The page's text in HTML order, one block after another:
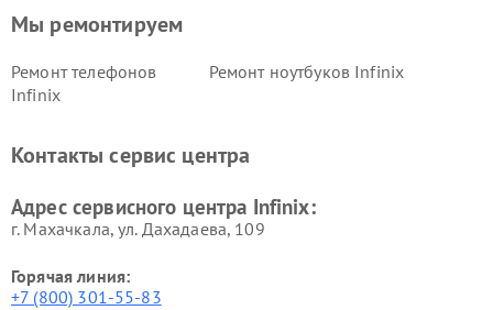
Мы ремонтируем
Ремонт телефонов
Infinix
Ремонт ноутбуков Infinix
Контакты сервис центра
Адрес сервисного центра Infinix:
г. Махачкала, ул. Дахадаева, 109
Горячая линия:
+7 (800) 301-55-83